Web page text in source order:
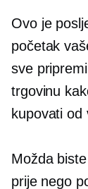
Ovo je
početak
sve
trgovinu
kupovati od
Možda
prije nego